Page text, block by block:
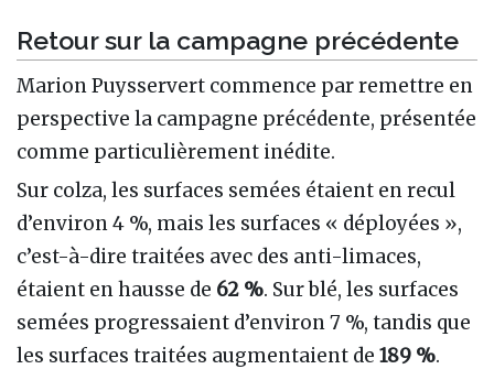
Retour sur la campagne précédente
Marion Puysservert commence par remettre en
perspective la campagne précédente, présentée
comme particulièrement inédite.
Sur colza, les surfaces semées étaient en recul
d’environ 4 %, mais les surfaces « déployées »,
c’est-à-dire traitées avec des anti-limaces,
étaient en hausse de 62 %. Sur blé, les surfaces
semées progressaient d’environ 7 %, tandis que
les surfaces traitées augmentaient de 189 %.